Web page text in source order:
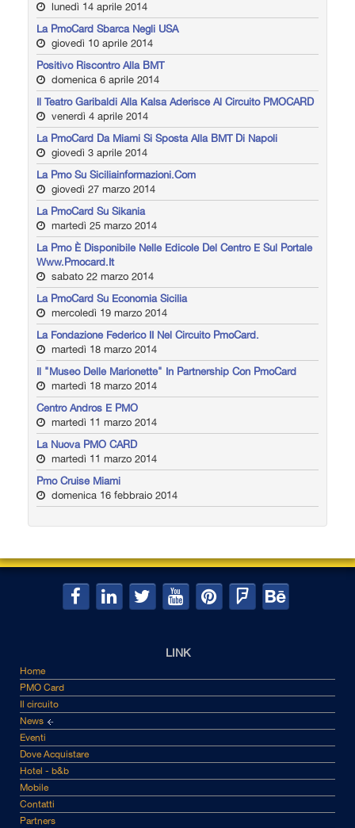
lunedì 14 aprile 2014
La PmoCard Sbarca Negli USA
giovedì 10 aprile 2014
Positivo Riscontro Alla BMT
domenica 6 aprile 2014
Il Teatro Garibaldi Alla Kalsa Aderisce Al Circuito PMOCARD
venerdì 4 aprile 2014
La PmoCard Da Miami Si Sposta Alla BMT Di Napoli
giovedì 3 aprile 2014
La Pmo Su Siciliainformazioni.com
giovedì 27 marzo 2014
La PmoCard Su Sikania
martedì 25 marzo 2014
La Pmo È Disponibile Nelle Edicole Del Centro E Sul Portale
Www.pmocard.it
sabato 22 marzo 2014
La PmoCard Su Economia Sicilia
mercoledì 19 marzo 2014
La Fondazione Federico II Nel Circuito PmoCard.
martedì 18 marzo 2014
Il "Museo Delle Marionette" In Partnership Con PmoCard
martedì 18 marzo 2014
Centro Andros E PMO
martedì 11 marzo 2014
La Nuova PMO CARD
martedì 11 marzo 2014
Pmo Cruise Miami
domenica 16 febbraio 2014
LINK
Home
PMO Card
Il circuito
News
Eventi
Dove Acquistare
Hotel - b&b
Mobile
Contatti
Partners